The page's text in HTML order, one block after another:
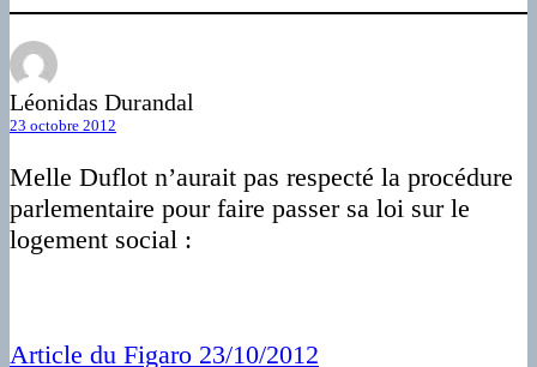
Léonidas Durandal
23 octobre 2012
Melle Duflot n’aurait pas respecté la procédure
parlementaire pour faire passer sa loi sur le
logement social :
Article du Figaro 23/10/2012